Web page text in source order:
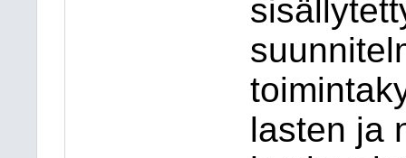
lasten ja